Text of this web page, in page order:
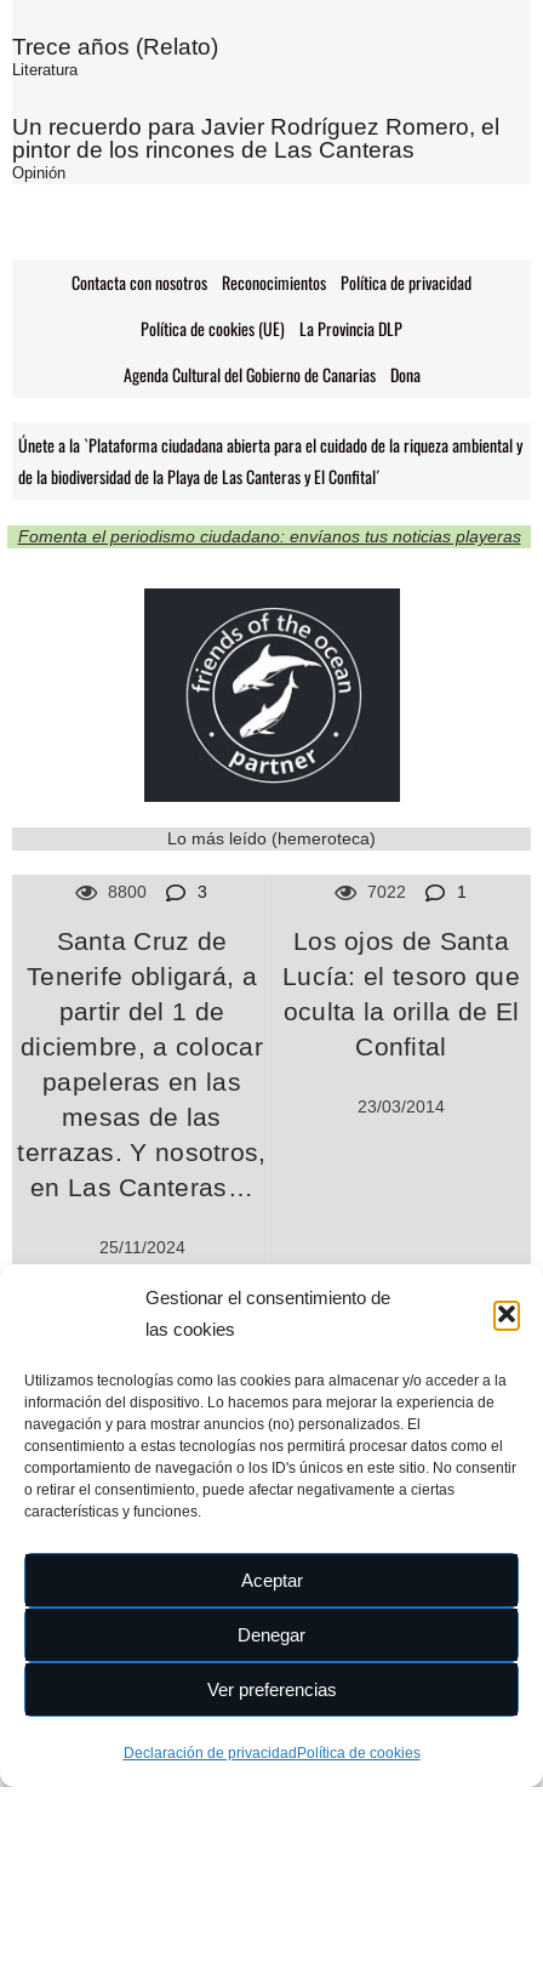
Gestionar el consentimiento de
las cookies
Utilizamos tecnologías como las cookies para almacenar y/o acceder a la
información del dispositivo. Lo hacemos para mejorar la experiencia de
navegación y para mostrar anuncios (no) personalizados. El
consentimiento a estas tecnologías nos permitirá procesar datos como el
comportamiento de navegación o los ID's únicos en este sitio. No consentir
o retirar el consentimiento, puede afectar negativamente a ciertas
características y funciones.
Aceptar
Denegar
Ver preferencias
Declaración de privacidad Política de cookies
Trece años (Relato)
Literatura
Un recuerdo para Javier Rodríguez Romero, el
pintor de los rincones de Las Canteras
Opinión
Contacta con nosotros Reconocimientos Política de privacidad
Política de cookies (UE) La Provincia DLP
Agenda Cultural del Gobierno de Canarias Dona
Únete a la `Plataforma ciudadana abierta para el cuidado de la riqueza ambiental y
de la biodiversidad de la Playa de Las Canteras y El Confital´
Fomenta el periodismo ciudadano: envíanos tus noticias playeras
Lo más leído (hemeroteca)
8800 3
Santa Cruz de
Tenerife obligará, a
partir del 1 de
diciembre, a colocar
papeleras en las
mesas de las
terrazas. Y nosotros,
en Las Canteras…
25/11/2024
7022 1
Los ojos de Santa
Lucía: el tesoro que
oculta la orilla de El
Confital
23/03/2014
www.miplayadelascanteras.com. Desde septiembre de 2004. Todos
los derechos reservados © (All Rights Reserved©)
Esta web es el mayor repositorio de información sobre la playa de
Las Canteras. Sus contenidos están en permanente revisión y
perspectivas. Nada permanece inalterable, igual que la orilla de una
playa